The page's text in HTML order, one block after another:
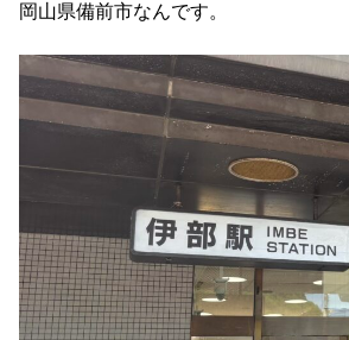
岡山県備前市なんです。